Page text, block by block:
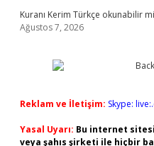
Kuranı Kerim Türkçe okunabilir
Ağustos 7, 2026
Reklam ve İletişim: Skype:
Yasal Uyarı: Bu internet
veya şahıs şirketi ile hiçbir